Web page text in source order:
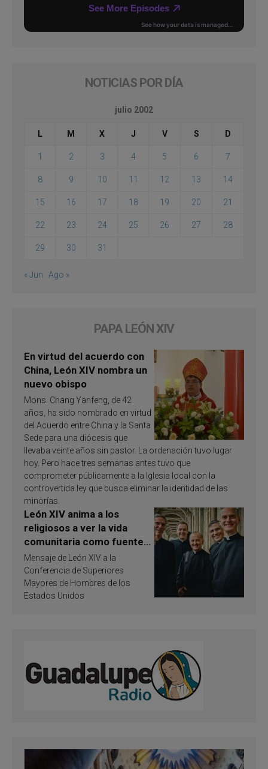
NOTICIAS POR DÍA
julio 2002
L M X J V S D
1 2 3 4 5 6 7
8 9 10 11 12 13 14
15 16 17 18 19 20 21
22 23 24 25 26 27 28
29 30 31
« Jun Ago »
PAPA LEÓN XIV
En virtud del acuerdo con
China, León XIV nombra un
nuevo obispo
Mons. Chang Yanfeng, de 42
años, ha sido nombrado en virtud
del Acuerdo entre China y la Santa
Sede para una diócesis que
llevaba veinte años sin pastor. La ordenación tuvo lugar
hoy. Pero hace tres semanas antes tuvo que
comprometer públicamente a la Iglesia local con la
controvertida ley que busca eliminar la identidad de las
minorías.
León XIV anima a los
religiosos a ver la vida
comunitaria como fuente
de inspiración y
santificación
Mensaje de León XIV a la
Conferencia de Superiores
Mayores de Hombres de los
Estados Unidos